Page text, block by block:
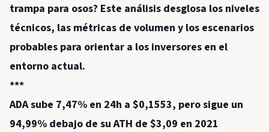
trampa para osos? Este análisis desglosa los niveles
técnicos, las métricas de volumen y los escenarios
probables para orientar a los inversores en el
entorno actual.
***
ADA sube 7,47% en 24h a $0,1553, pero sigue un
94,99% debajo de su ATH de $3,09 en 2021